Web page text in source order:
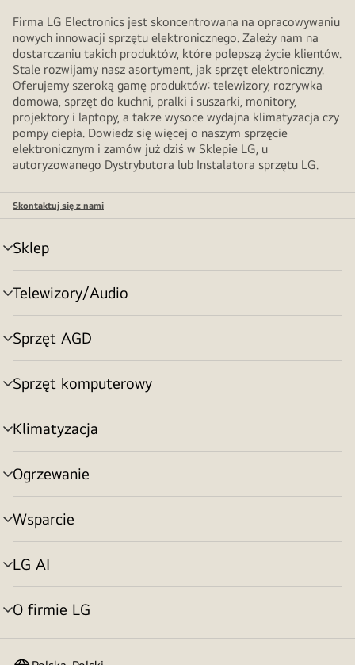
Firma LG Electronics jest skoncentrowana na opracowywaniu
nowych innowacji sprzętu elektronicznego. Zależy nam na
dostarczaniu takich produktów, które polepszą życie klientów.
Stale rozwijamy nasz asortyment, jak sprzęt elektroniczny.
Oferujemy szeroką gamę produktów: telewizory, rozrywka
domowa, sprzęt do kuchni, pralki i suszarki, monitory,
projektory i laptopy, a takze wysoce wydajna klimatyzacja czy
pompy ciepła. Dowiedz się więcej o naszym sprzęcie
elektronicznym i zamów już dziś w Sklepie LG, u
autoryzowanego Dystrybutora lub Instalatora sprzętu LG.
Skontaktuj się z nami
Sklep
Przełącznik
menu
Telewizory/Audio
Przełącznik
menu
Sprzęt AGD
Przełącznik
menu
Sprzęt komputerowy
Przełącznik
menu
Klimatyzacja
Przełącznik
menu
Ogrzewanie
Przełącznik
menu
Wsparcie
Przełącznik
menu
LG AI
Przełącznik
menu
O firmie LG
Przełącznik